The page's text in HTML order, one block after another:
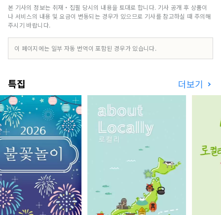
본 기사의 정보는 취재・집필 당시의 내용을 토대로 합니다. 기사 공개 후 상품이
나 서비스의 내용 및 요금이 변동되는 경우가 있으므로 기사를 참고하실 때 주의해
주시기 바랍니다.
이 페이지에는 일부 자동 번역이 포함된 경우가 있습니다.
특집 더보기